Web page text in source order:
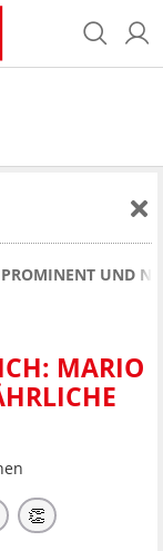
PROMINENT UND
MARIO
👏